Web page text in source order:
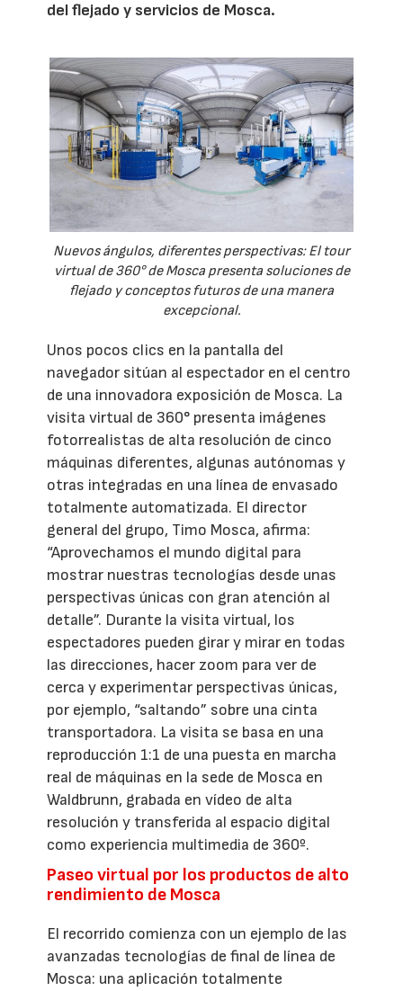
del flejado y servicios de Mosca.
Nuevos ángulos, diferentes perspectivas: El tour
virtual de 360° de Mosca presenta soluciones de
flejado y conceptos futuros de una manera
excepcional.
Unos pocos clics en la pantalla del
navegador sitúan al espectador en el centro
de una innovadora exposición de Mosca. La
visita virtual de 360° presenta imágenes
fotorrealistas de alta resolución de cinco
máquinas diferentes, algunas autónomas y
otras integradas en una línea de envasado
totalmente automatizada. El director
general del grupo, Timo Mosca, afirma:
“Aprovechamos el mundo digital para
mostrar nuestras tecnologías desde unas
perspectivas únicas con gran atención al
detalle”. Durante la visita virtual, los
espectadores pueden girar y mirar en todas
las direcciones, hacer zoom para ver de
cerca y experimentar perspectivas únicas,
por ejemplo, “saltando” sobre una cinta
transportadora. La visita se basa en una
reproducción 1:1 de una puesta en marcha
real de máquinas en la sede de Mosca en
Waldbrunn, grabada en vídeo de alta
resolución y transferida al espacio digital
como experiencia multimedia de 360º.
Paseo virtual por los productos de alto
rendimiento de Mosca
El recorrido comienza con un ejemplo de las
avanzadas tecnologías de final de línea de
Mosca: una aplicación totalmente